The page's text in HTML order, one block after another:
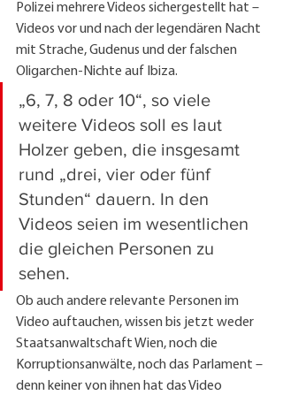
Polizei mehrere Videos sichergestellt hat –
Videos vor und nach der legendären Nacht
mit Strache, Gudenus und der falschen
Oligarchen-Nichte auf Ibiza.
„6, 7, 8 oder 10“, so viele
weitere Videos soll es laut
Holzer geben, die insgesamt
rund „drei, vier oder fünf
Stunden“ dauern. In den
Videos seien im wesentlichen
die gleichen Personen zu
sehen.
Ob auch andere relevante Personen im
Video auftauchen, wissen bis jetzt weder
Staatsanwaltschaft Wien, noch die
Korruptionsanwälte, noch das Parlament –
denn keiner von ihnen hat das Video